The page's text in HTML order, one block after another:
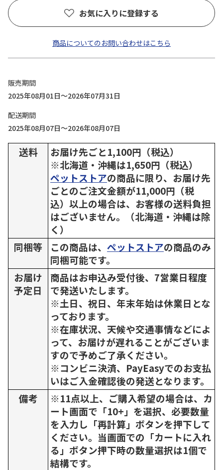
お気に入りに登録する
商品についてのお問い合わせはこちら
販売期間
2025年08月01日～2026年07月31日
配送期間
2025年08月07日～2026年08月07日
送料
お届け先ごと1,100円（税込）
※北海道・沖縄は1,650円（税込）
ペットストアの商品に限り、お届け先
ごとのご注文金額が11,000円（税
込）以上の場合は、お客様の送料負担
はございません。（北海道・沖縄は除
く）
同梱等
この商品は、 ペットストアの商品のみ
同梱可能です。
お届け
予定日
商品はお申込み受付後、7営業日程度
で発送いたします。
※土日、祝日、年末年始は休業日とな
っております。
※在庫状況、天候や交通事情などによ
って、お届けが遅れることがございま
すので予めご了承ください。
※コンビニ決済、PayEasyでのお支払
いはご入金確認後の発送となります。
備考
※11点以上、ご購入希望の場合は、カ
ート画面で「10+」を選択、必要数量
を入力し「再計算」ボタンを押下して
ください。当画面での「カートに入れ
る」ボタン押下時の数量選択は1個で
結構です。